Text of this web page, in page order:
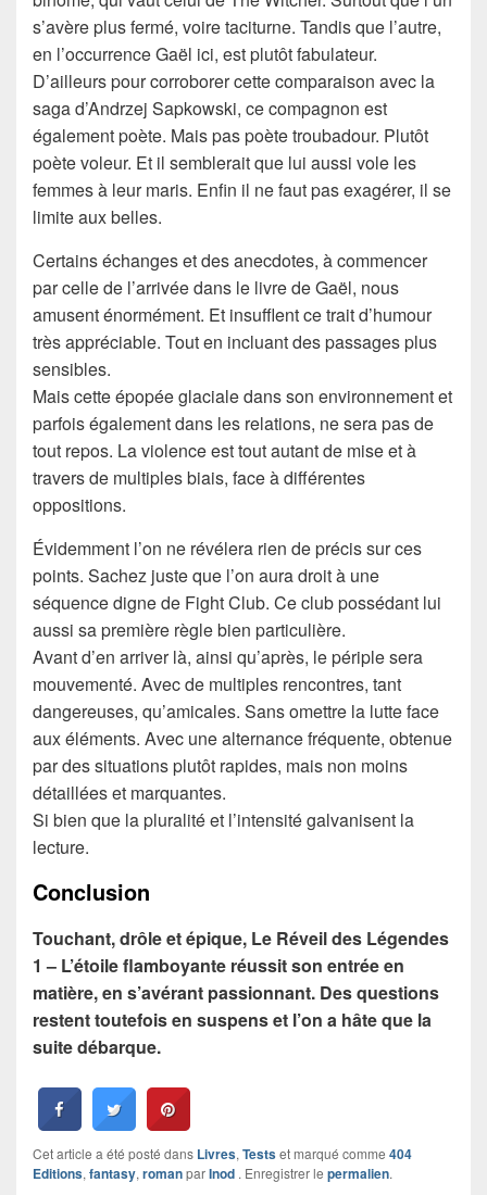
s’avère plus fermé, voire taciturne. Tandis que l’autre,
en l’occurrence Gaël ici, est plutôt fabulateur.
D’ailleurs pour corroborer cette comparaison avec la
saga d’Andrzej Sapkowski, ce compagnon est
également poète. Mais pas poète troubadour. Plutôt
poète voleur. Et il semblerait que lui aussi vole les
femmes à leur maris. Enfin il ne faut pas exagérer, il se
limite aux belles.
Certains échanges et des anecdotes, à commencer
par celle de l’arrivée dans le livre de Gaël, nous
amusent énormément. Et insufflent ce trait d’humour
très appréciable. Tout en incluant des passages plus
sensibles.
Mais cette épopée glaciale dans son environnement et
parfois également dans les relations, ne sera pas de
tout repos. La violence est tout autant de mise et à
travers de multiples biais, face à différentes
oppositions.
Évidemment l’on ne révélera rien de précis sur ces
points. Sachez juste que l’on aura droit à une
séquence digne de Fight Club. Ce club possédant lui
aussi sa première règle bien particulière.
Avant d’en arriver là, ainsi qu’après, le périple sera
mouvementé. Avec de multiples rencontres, tant
dangereuses, qu’amicales. Sans omettre la lutte face
aux éléments. Avec une alternance fréquente, obtenue
par des situations plutôt rapides, mais non moins
détaillées et marquantes.
Si bien que la pluralité et l’intensité galvanisent la
lecture.
Conclusion
Touchant, drôle et épique, Le Réveil des Légendes
1 – L’étoile flamboyante réussit son entrée en
matière, en s’avérant passionnant. Des questions
restent toutefois en suspens et l’on a hâte que la
suite débarque.
Cet article a été posté dans Livres,Testset marqué comme 404
Editions,fantasy,romanparInod . Enregistrer le permalien.